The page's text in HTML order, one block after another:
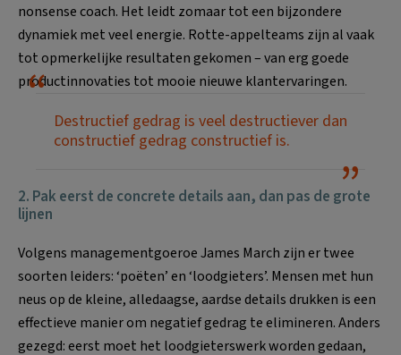
nonsense coach. Het leidt zomaar tot een bijzondere
dynamiek met veel energie. Rotte-appelteams zijn al vaak
tot opmerkelijke resultaten gekomen – van erg goede
productinnovaties tot mooie nieuwe klantervaringen.
Destructief gedrag is veel destructiever dan
constructief gedrag constructief is.
2. Pak eerst de concrete details aan, dan pas de grote
lijnen
Volgens managementgoeroe James March zijn er twee
soorten leiders: ‘poëten’ en ‘loodgieters’. Mensen met hun
neus op de kleine, alledaagse, aardse details drukken is een
effectieve manier om negatief gedrag te elimineren. Anders
gezegd: eerst moet het loodgieterswerk worden gedaan,